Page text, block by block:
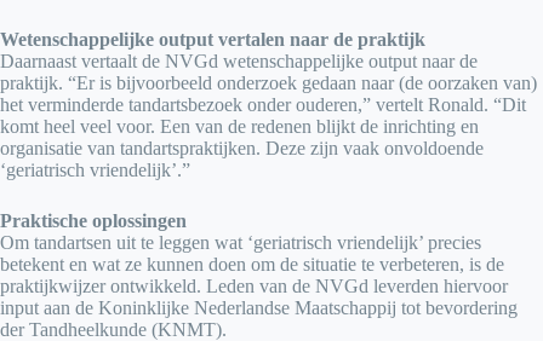
Wetenschappelijke output vertalen naar de praktijk
Daarnaast vertaalt de NVGd wetenschappelijke output naar de
praktijk. “Er is bijvoorbeeld onderzoek gedaan naar (de oorzaken van)
het verminderde tandartsbezoek onder ouderen,” vertelt Ronald. “Dit
komt heel veel voor. Een van de redenen blijkt de inrichting en
organisatie van tandartspraktijken. Deze zijn vaak onvoldoende
‘geriatrisch vriendelijk’.”
Praktische oplossingen
Om tandartsen uit te leggen wat ‘geriatrisch vriendelijk’ precies
betekent en wat ze kunnen doen om de situatie te verbeteren, is de
praktijkwijzer ontwikkeld. Leden van de NVGd leverden hiervoor
input aan de Koninklijke Nederlandse Maatschappij tot bevordering
der Tandheelkunde (KNMT).